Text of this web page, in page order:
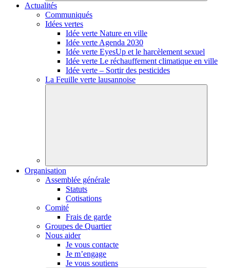
Actualités
Communiqués
Idées vertes
Idée verte Nature en ville
Idée verte Agenda 2030
Idée verte EyesUp et le harcèlement sexuel
Idée verte Le réchauffement climatique en ville
Idée verte – Sortir des pesticides
La Feuille verte lausannoise
Organisation
Assemblée générale
Statuts
Cotisations
Comité
Frais de garde
Groupes de Quartier
Nous aider
Je vous contacte
Je m’engage
Je vous soutiens